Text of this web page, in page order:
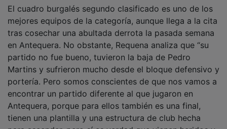
mejores equipos de la categoría, aunque llega a la cita
tras cosechar una abultada derrota la pasada semana
en Antequera. No obstante, Requena analiza que “su
partido no fue bueno, tuvieron la baja de Pedro
Martins y sufrieron mucho desde el bloque defensivo y
portería. Pero somos conscientes de que nos vamos a
encontrar un partido diferente al que jugaron en
Antequera, porque para ellos también es una final,
tienen una plantilla y una estructura de club hecha
para ascender, pero sí es verdad que vienen heridos y